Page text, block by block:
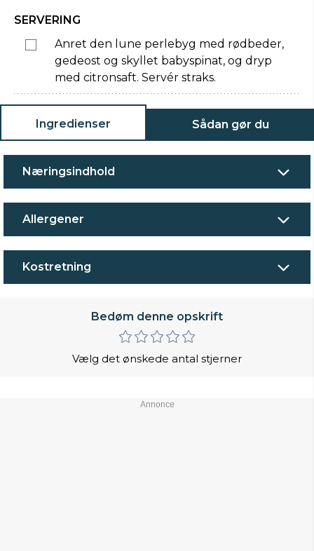
SERVERING
Anret den lune perlebyg med rødbeder,
gedeost og skyllet babyspinat, og dryp
med citronsaft. Servér straks.
Ingredienser Sådan gør du
Næringsindhold
Allergener
Kostretning
Bedøm denne opskrift
Vælg det ønskede antal stjerner